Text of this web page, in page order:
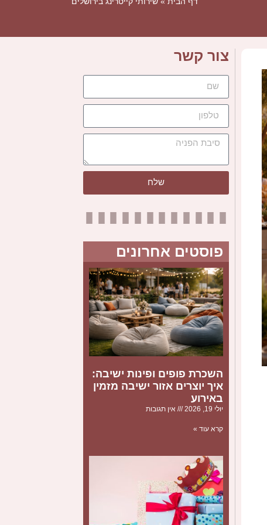
צור קשר
שלח
פוסטים אחרונים
השכרת פופים ופינות ישיבה:
איך יוצרים אזור ישיבה מזמין
באירוע
יולי 19, 2026 אין תגובות
קרא עוד »